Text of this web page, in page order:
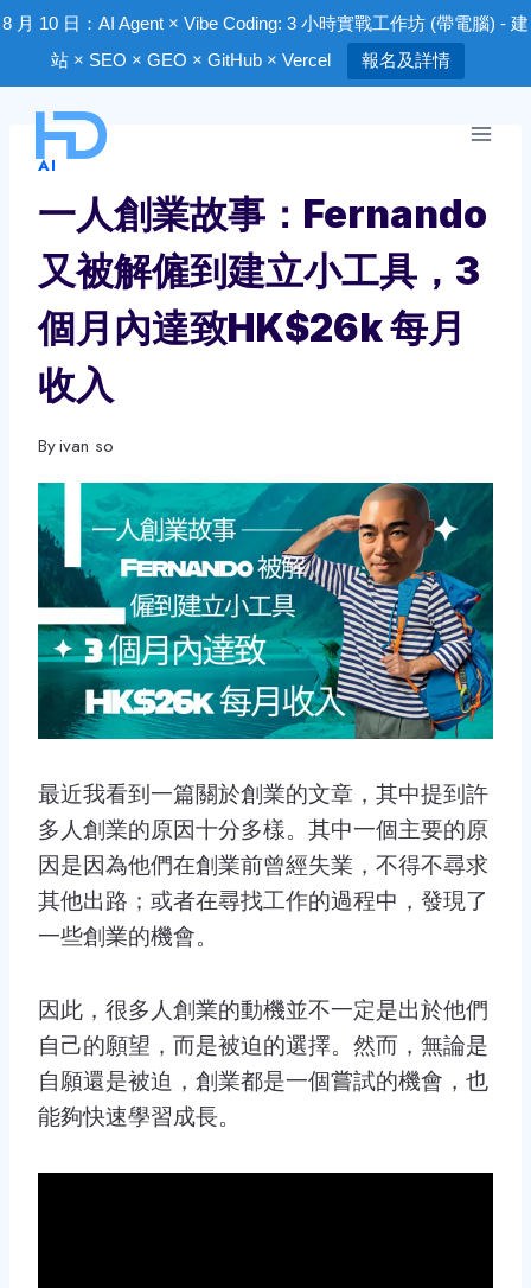
8 月 10 日：AI Agent × Vibe Coding: 3 小時實戰工作坊 (帶電腦) - 建
站 × SEO × GEO × GitHub × Vercel
報名及詳情
content
AI
一人創業故事：Fernando
又被解僱到建立小工具，3
個月內達致HK$26k 每月
收入
Byivan so
最近我看到一篇關於創業的文章，其中提到許
多人創業的原因十分多樣。其中一個主要的原
因是因為他們在創業前曾經失業，不得不尋求
其他出路；或者在尋找工作的過程中，發現了
一些創業的機會。
因此，很多人創業的動機並不一定是出於他們
自己的願望，而是被迫的選擇。然而，無論是
自願還是被迫，創業都是一個嘗試的機會，也
能夠快速學習成長。